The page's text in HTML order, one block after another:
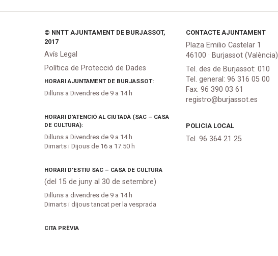
© NNTT AJUNTAMENT DE BURJASSOT,
2017
Avís Legal
Política de Protecció de Dades
HORARI AJUNTAMENT DE BURJASSOT:
Dilluns a Divendres de 9 a 14 h
HORARI D’ATENCIÓ AL CIUTADÀ (SAC – CASA
DE CULTURA):
Dilluns a Divendres de 9 a 14 h
Dimarts i Dijous de 16 a 17:50 h
HORARI D’ESTIU SAC – CASA DE CULTURA
(del 15 de juny al 30 de setembre)
Dilluns a divendres de 9 a 14 h
Dimarts i dijous tancat per la vesprada
CITA PRÈVIA
CONTACTE AJUNTAMENT
Plaza Emilio Castelar 1
46100 · Burjassot (València)
Tel. des de Burjassot: 010
Tel. general: 96 316 05 00
Fax. 96 390 03 61
registro@burjassot.es
POLICIA LOCAL
Tel. 96 364 21 25